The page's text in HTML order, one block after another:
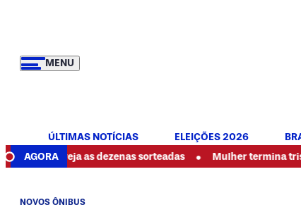
MENU
ÚLTIMAS NOTÍCIAS ELEIÇÕES 2026
AGORA
veja as dezenas sorteadas • Mulher termina trisal,
NOVOS ÔNIBUS